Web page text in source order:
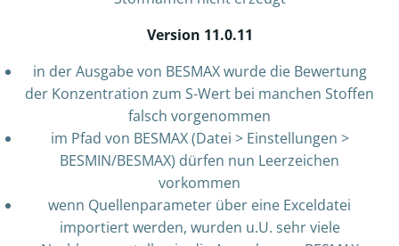
Version 11.0.11
in der Ausgabe von BESMAX wurde die Bewertung
der Konzentration zum S-Wert bei manchen Stoffen
falsch vorgenommen
im Pfad von BESMAX (Datei > Einstellungen >
BESMIN/BESMAX) dürfen nun Leerzeichen
vorkommen
wenn Quellenparameter über eine Exceldatei
importiert werden, wurden u.U. sehr viele